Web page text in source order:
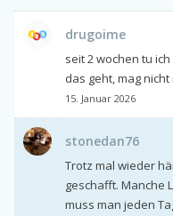
drugoime
seit 2 wochen tu
das geht, mag nicht
15. Januar 2026
stonedan76
Trotz mal wieder
geschafft. Manche
muss man jeden